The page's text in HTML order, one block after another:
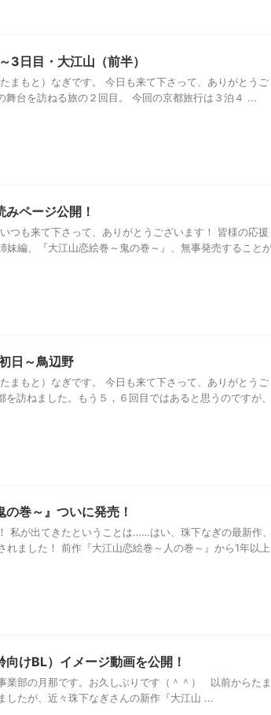
3日目・大江山（前半）
まもと）なぎです。 今日も来て下さって、ありがとうご
台を訪ねる旅の２回目。 今回の京都旅行は３泊４ ...
みページ公開！
つも来て下さって、ありがとうございます！ 皆様の応援
編、『大江山恋絵巻～鬼の巻～』、無事発売すること
日～鳥辺野
まもと）なぎです。 今日も来て下さって、ありがとうご
訪ねました。もう５，６回目ではあると思うのですが、
巻～』ついに発売！
私が出てきたということは……はい、珠下なぎの最新作
れました！ 前作『大江山恋絵巻～人の巻～』から1年以上
向けBL）イメージ動画を公開！
業部の月那です。お久しぶりです（＾＾） 以前からたま
たが、近々珠下なぎさんの新作『大江山 ...